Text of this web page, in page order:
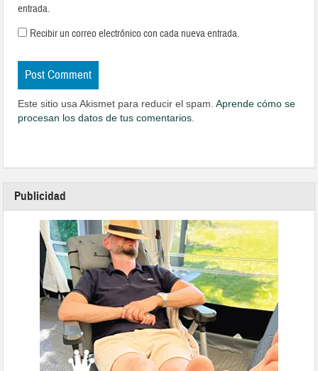
entrada.
Recibir un correo electrónico con cada nueva entrada.
Este sitio usa Akismet para reducir el spam.Aprende cómo se
procesan los datos de tus comentarios
Publicidad